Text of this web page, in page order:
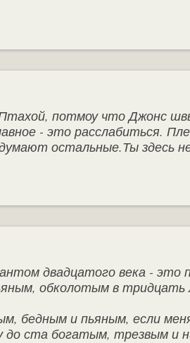
потмоу что Джонс
- это расслабиться.
остальные.Ты здесь
двадцатого века - это
обколотым в
бедным и пьяным, если
до ста богатым, трезвым и